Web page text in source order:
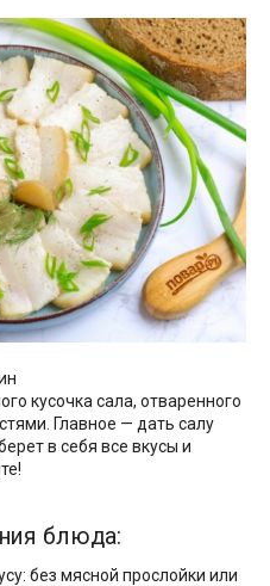
кусочка сала, отваренного
Главное — дать салу
в себя все вкусы и
блюда:
без мясной прослойки или